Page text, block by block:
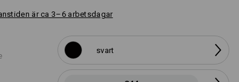
är ca 3–6 arbetsdagar
svart